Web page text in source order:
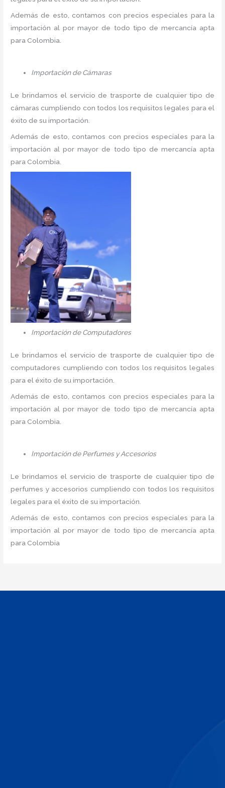
Además de esto, contamos con precios especiales para la
importación al por mayor de todo tipo de mercancía apta
para Colombia.
Importación de Cámaras
Le brindamos el servicio de trasporte de cualquier tipo de
cámaras cumpliendo con todos los requisitos legales para el
éxito de su importación.
Además de esto, contamos con precios especiales para la
importación al por mayor de todo tipo de mercancía apta
para Colombia.
Importación de Computadores
Le brindamos el servicio de trasporte de cualquier tipo de
computadores cumpliendo con todos los requisitos legales
para el éxito de su importación.
Además de esto, contamos con precios especiales para la
importación al por mayor de todo tipo de mercancía apta
para Colombia.
Importación de Perfumes y Accesorios
Le brindamos el servicio de trasporte de cualquier tipo de
perfumes y accesorios cumpliendo con todos los requisitos
legales para el éxito de su importación.
Además de esto, contamos con precios especiales para la
importación al por mayor de todo tipo de mercancía apta
para Colombia